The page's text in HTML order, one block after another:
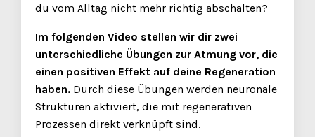
du vom Alltag nicht mehr richtig abschalten?
Im folgenden Video stellen wir dir zwei
unterschiedliche Übungen zur Atmung vor, die
einen positiven Effekt auf deine Regeneration
haben. Durch diese Übungen werden neuronale
Strukturen aktiviert, die mit regenerativen
Prozessen direkt verknüpft sind.